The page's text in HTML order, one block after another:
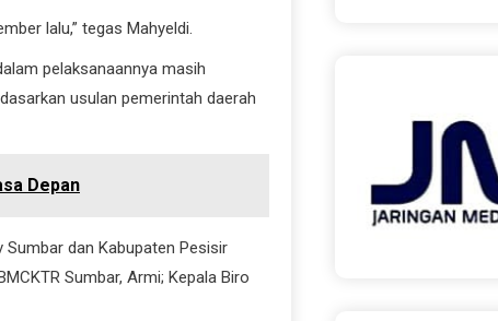
lalu,” tegas Mahyeldi.
pelaksanaannya masih
usulan pemerintah daerah
Depan
dan Kabupaten Pesisir
Sumbar, Armi; Kepala Biro